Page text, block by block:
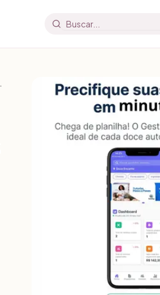
Buscar artigos e receitas